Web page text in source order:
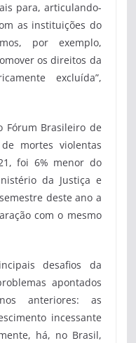
para, articulando-
as instituições do
por exemplo,
os direitos da
excluída”,
Fórum Brasileiro de
mortes violentas
foi 6% menor do
da Justiça e
deste ano a
com o mesmo
desafios da
apontados
anteriores: as
incessante
há, no Brasil,